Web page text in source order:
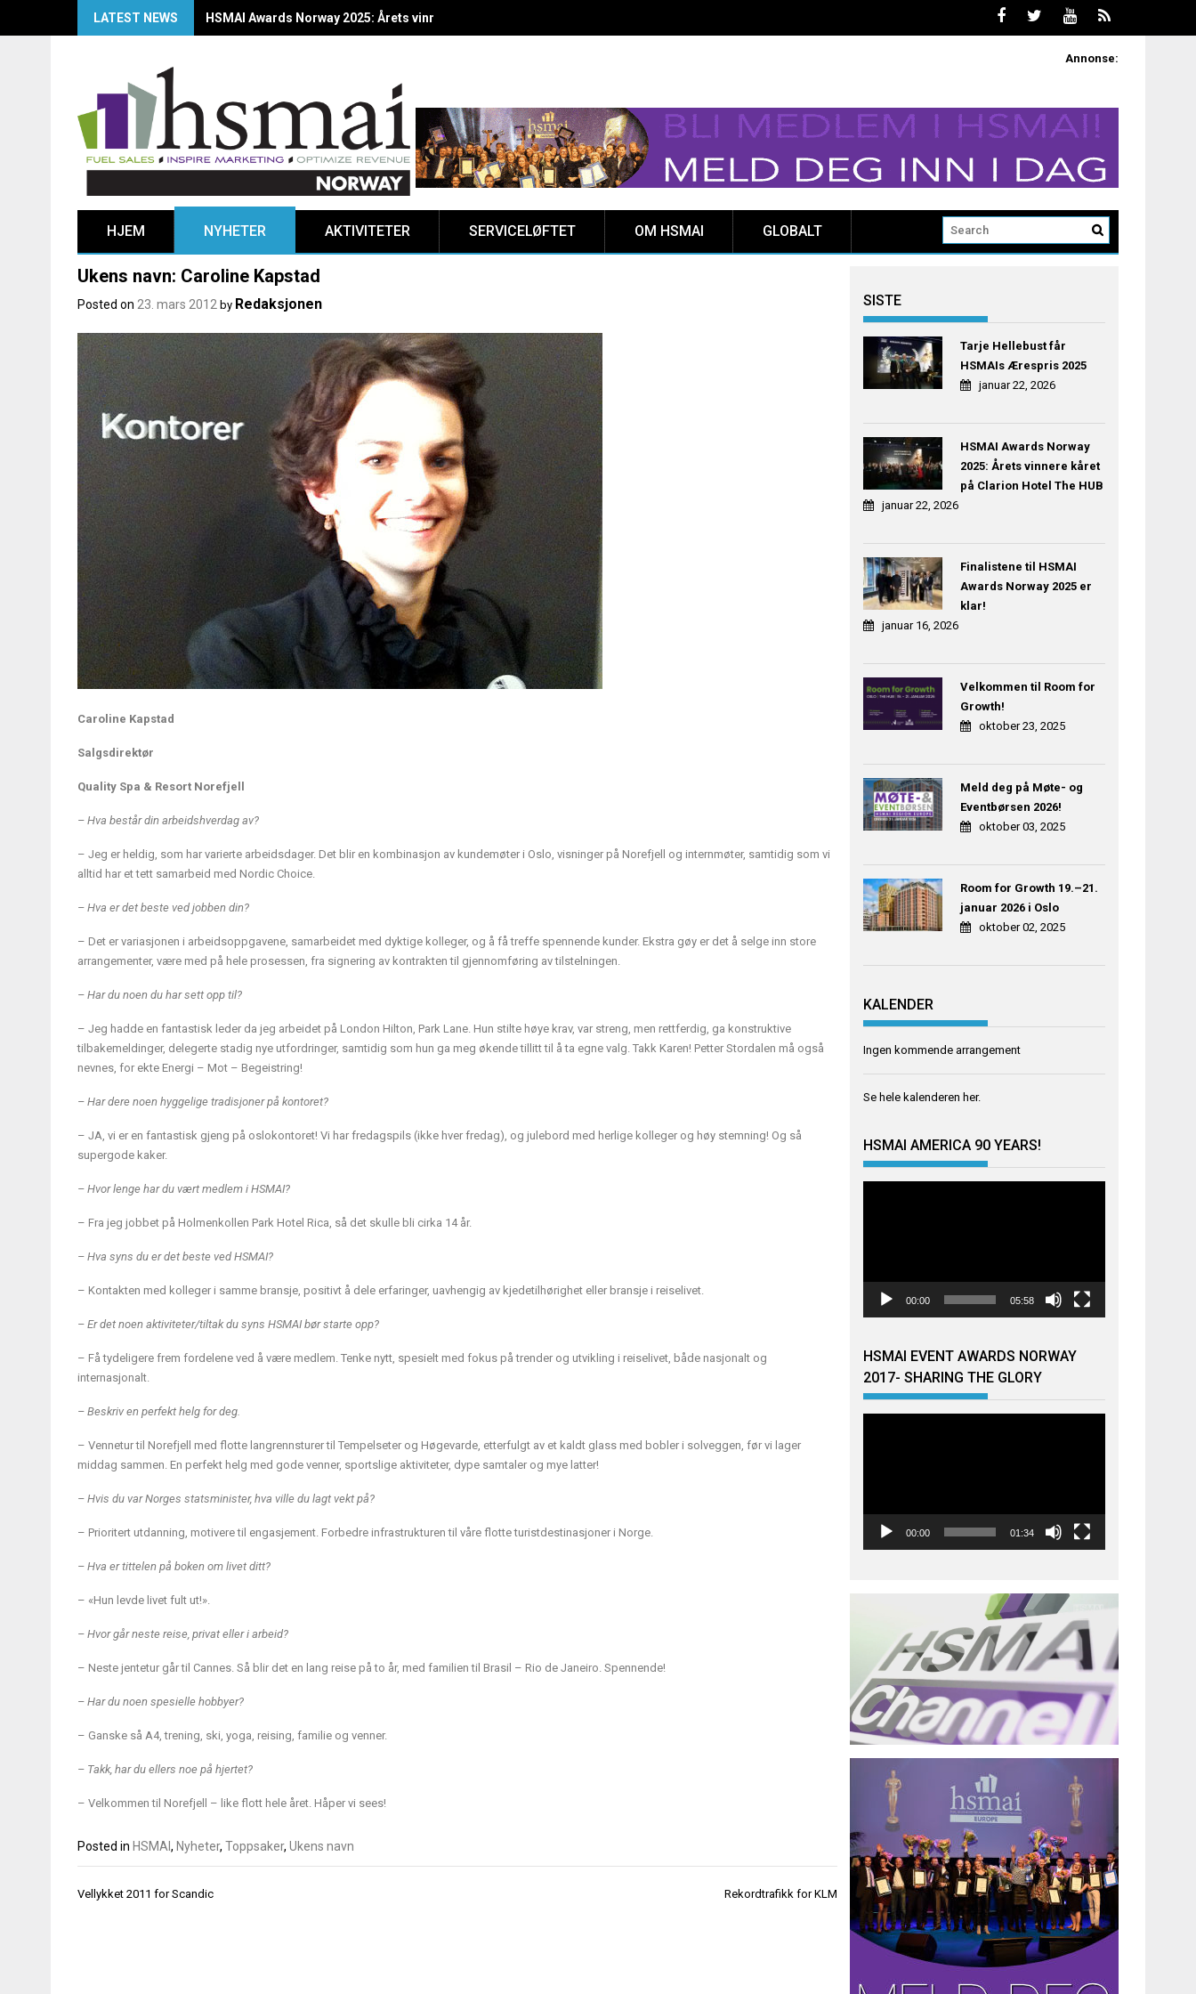
LATEST NEWS HSMAI Awards Norway 2025: Årets vinnere kåret på Clarion Hotel The HUB
Annonse:
HJEM NYHETER AKTIVITETER SERVICELØFTET OM HSMAI GLOBALT
Ukens navn: Caroline Kapstad
Posted on 23. mars 2012 by Redaksjonen
Caroline Kapstad
Salgsdirektør
Quality Spa & Resort Norefjell
– Hva består din arbeidshverdag av?
– Jeg er heldig, som har varierte arbeidsdager. Det blir en kombinasjon av kundemøter i Oslo, visninger på Norefjell og internmøter, samtidig som vi
alltid har et tett samarbeid med Nordic Choice.
– Hva er det beste ved jobben din?
– Det er variasjonen i arbeidsoppgavene, samarbeidet med dyktige kolleger, og å få treffe spennende kunder. Ekstra gøy er det å selge inn store
arrangementer, være med på hele prosessen, fra signering av kontrakten til gjennomføring av tilstelningen.
– Har du noen du har sett opp til?
– Jeg hadde en fantastisk leder da jeg arbeidet på London Hilton, Park Lane. Hun stilte høye krav, var streng, men rettferdig, ga konstruktive
tilbakemeldinger, delegerte stadig nye utfordringer, samtidig som hun ga meg økende tillitt til å ta egne valg. Takk Karen! Petter Stordalen må også
nevnes, for ekte Energi – Mot – Begeistring!
– Har dere noen hyggelige tradisjoner på kontoret?
– JA, vi er en fantastisk gjeng på oslokontoret! Vi har fredagspils (ikke hver fredag), og julebord med herlige kolleger og høy stemning! Og så
supergode kaker.
– Hvor lenge har du vært medlem i HSMAI?
– Fra jeg jobbet på Holmenkollen Park Hotel Rica, så det skulle bli cirka 14 år.
– Hva syns du er det beste ved HSMAI?
– Kontakten med kolleger i samme bransje, positivt å dele erfaringer, uavhengig av kjedetilhørighet eller bransje i reiselivet.
– Er det noen aktiviteter/tiltak du syns HSMAI bør starte opp?
– Få tydeligere frem fordelene ved å være medlem. Tenke nytt, spesielt med fokus på trender og utvikling i reiselivet, både nasjonalt og
internasjonalt.
– Beskriv en perfekt helg for deg.
– Vennetur til Norefjell med flotte langrennsturer til Tempelseter og Høgevarde, etterfulgt av et kaldt glass med bobler i solveggen, før vi lager
middag sammen. En perfekt helg med gode venner, sportslige aktiviteter, dype samtaler og mye latter!
– Hvis du var Norges statsminister, hva ville du lagt vekt på?
– Prioritert utdanning, motivere til engasjement. Forbedre infrastrukturen til våre flotte turistdestinasjoner i Norge.
– Hva er tittelen på boken om livet ditt?
– «Hun levde livet fult ut!».
– Hvor går neste reise, privat eller i arbeid?
– Neste jentetur går til Cannes. Så blir det en lang reise på to år, med familien til Brasil – Rio de Janeiro. Spennende!
– Har du noen spesielle hobbyer?
– Ganske så A4, trening, ski, yoga, reising, familie og venner.
– Takk, har du ellers noe på hjertet?
– Velkommen til Norefjell – like flott hele året. Håper vi sees!
Posted in HSMAI, Nyheter, Toppsaker, Ukens navn
Innleggsnavigasjon
Vellykket 2011 for Scandic Rekordtrafikk for KLM
SISTE
Tarje Hellebust får
HSMAIs Ærespris 2025
januar 22, 2026
HSMAI Awards Norway
2025: Årets vinnere kåret
på Clarion Hotel The HUB
januar 22, 2026
Finalistene til HSMAI
Awards Norway 2025 er
klar!
januar 16, 2026
Velkommen til Room for
Growth!
oktober 23, 2025
Meld deg på Møte- og
Eventbørsen 2026!
oktober 03, 2025
Room for Growth 19.–21.
januar 2026 i Oslo
oktober 02, 2025
KALENDER
Ingen kommende arrangement
Se hele kalenderen her.
HSMAI AMERICA 90 YEARS!
00:00 05:58
HSMAI EVENT AWARDS NORWAY
2017- SHARING THE GLORY
00:00 01:34